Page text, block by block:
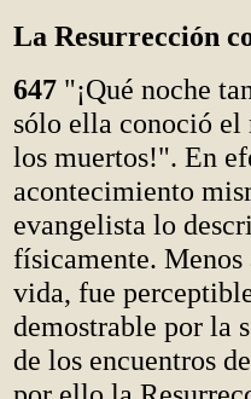
La Resurrección
647 "¡Qué noche
sólo ella conoció el
los muertos!". En
acontecimiento
evangelista lo
físicamente. Menos
vida, fue
demostrable por la
de los encuentros